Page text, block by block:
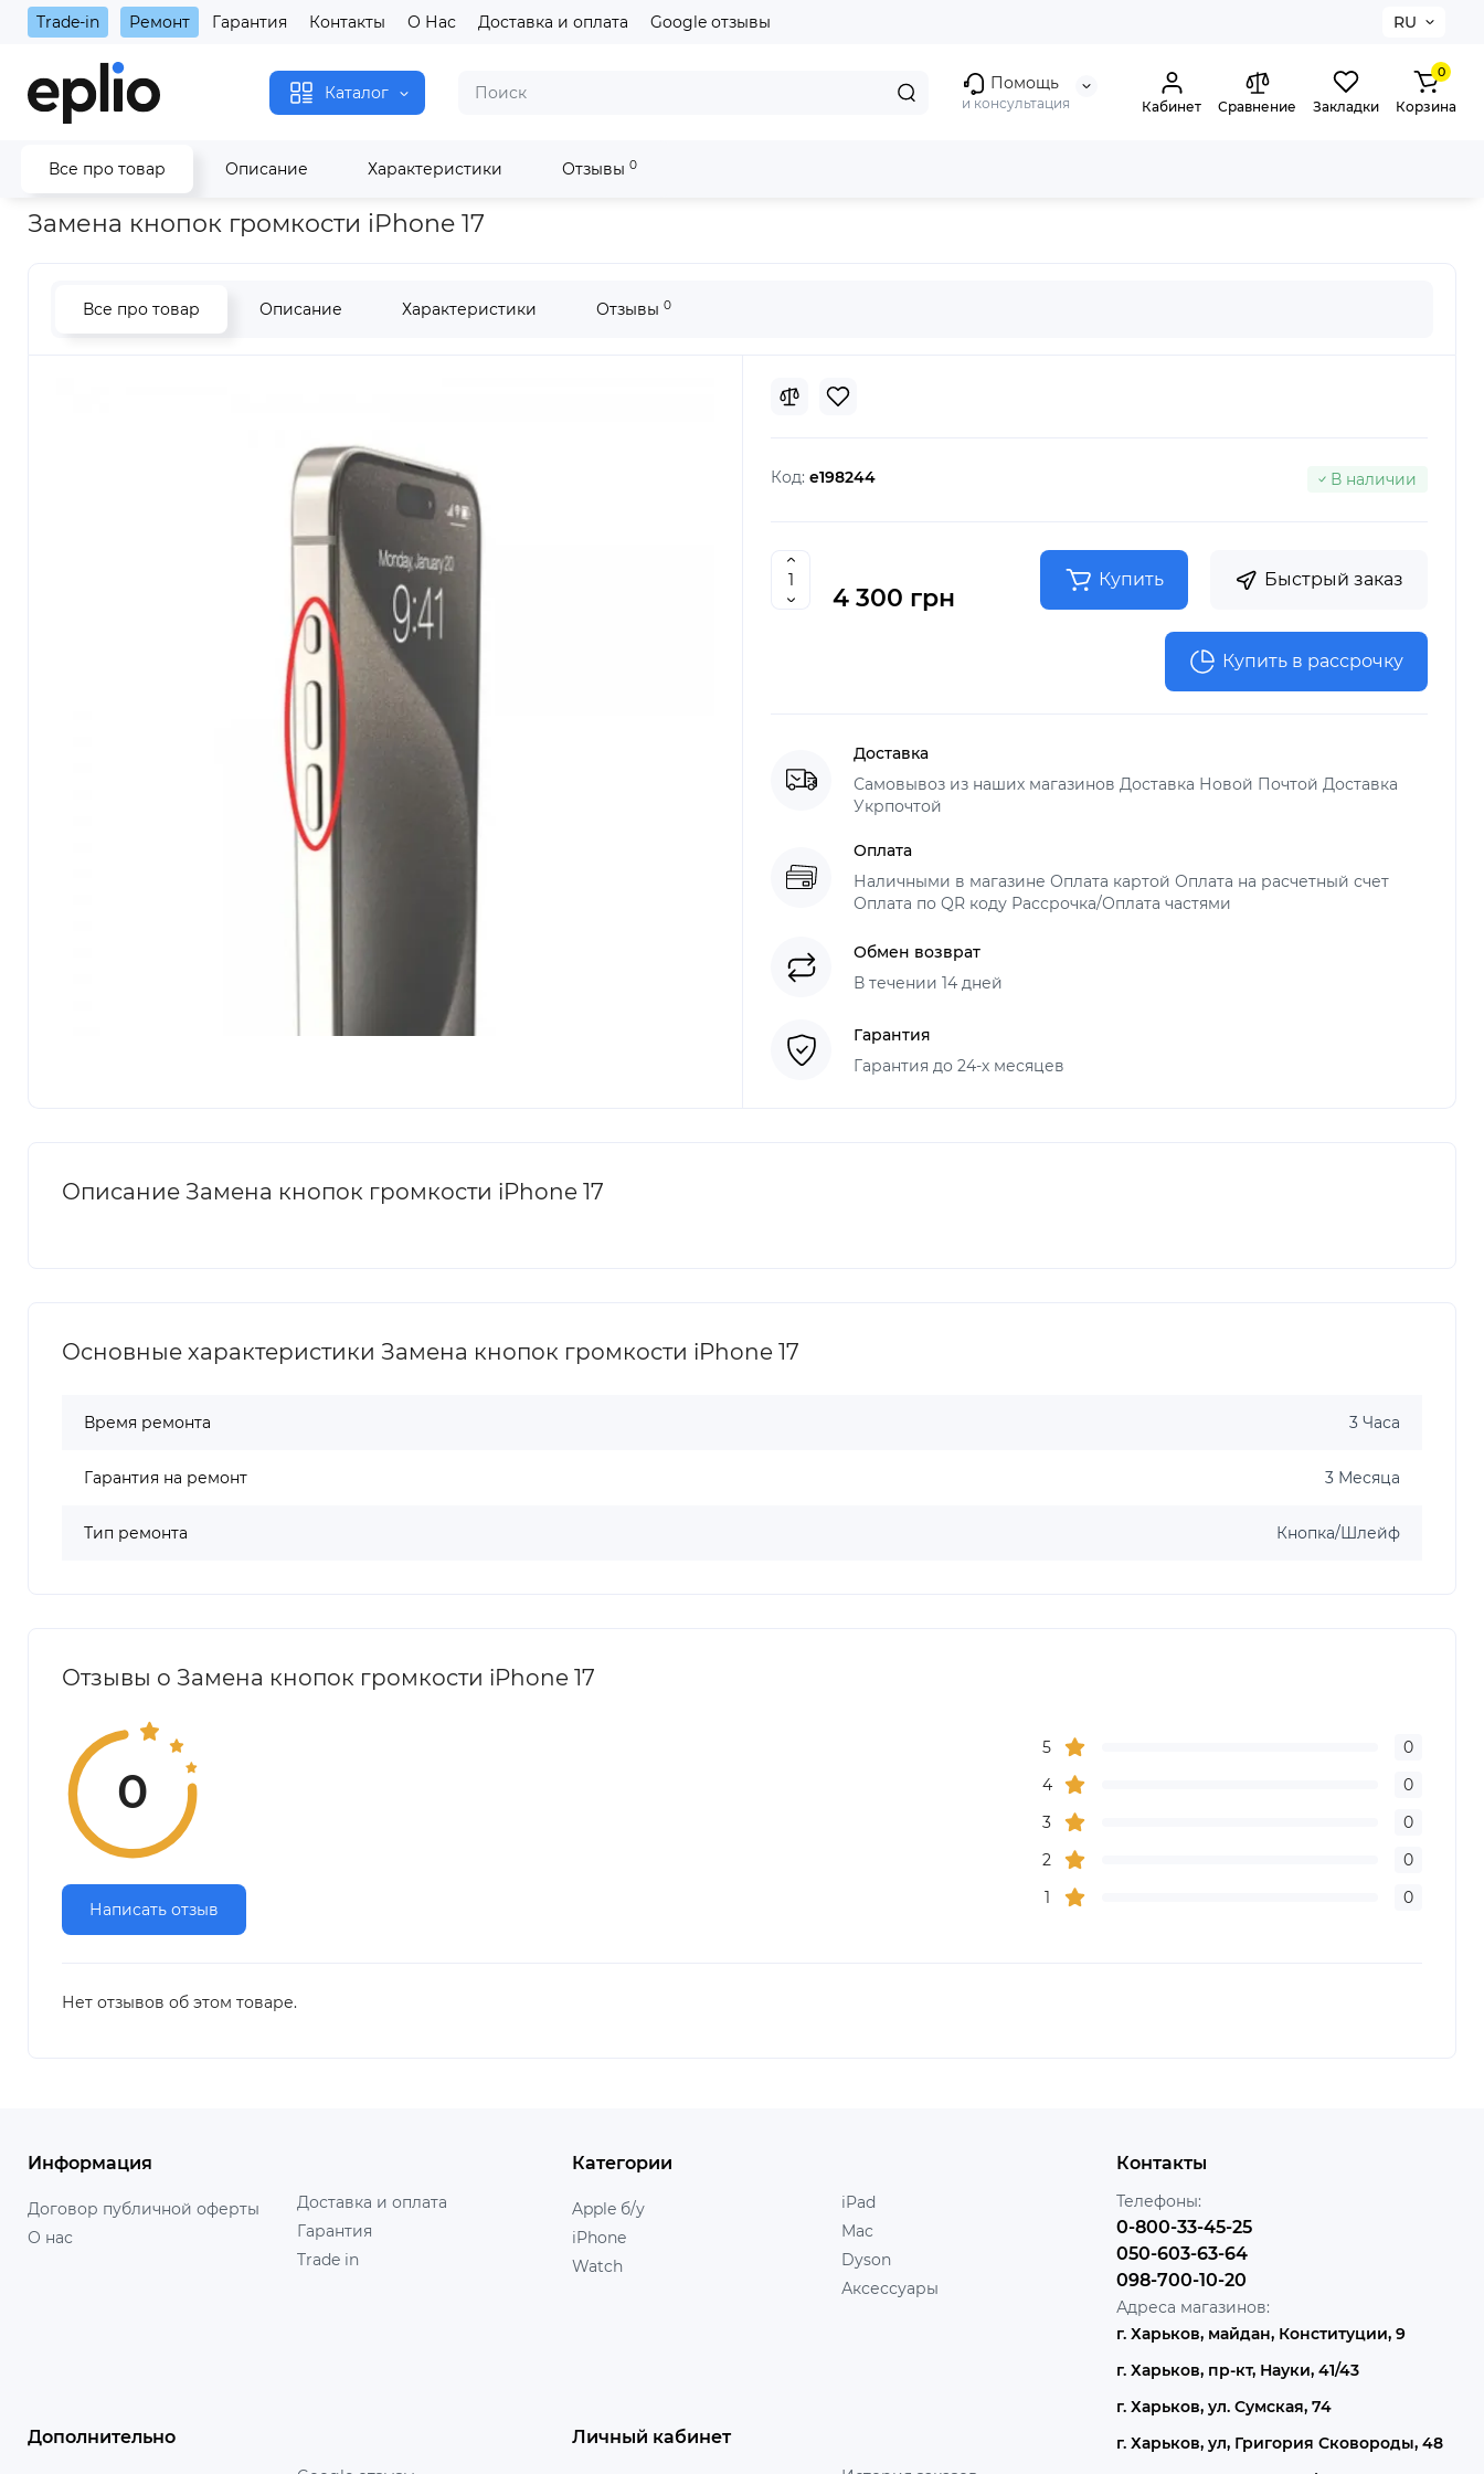
Trade-in Ремонт Гарантия Контакты О Нас Доставка и оплата Google отзывы RU
Каталог Помощь
и консультация Кабинет Сравнение Закладки
0
Корзина
Все про товар Описание Характеристики Отзывы 0
Главная Замена кнопок громкости iPhone 17
Замена кнопок громкости iPhone 17
Все про товар Описание Характеристики Отзывы 0
Код: e198244 В наличии
4 300 грн
Купить Быстрый заказ
Купить в рассрочку
Доставка
Самовывоз из наших магазинов Доставка Новой Почтой Доставка
Укрпочтой
Оплата
Наличными в магазине Оплата картой Оплата на расчетный счет
Оплата по QR коду Рассрочка/Оплата частями
Обмен возврат
В течении 14 дней
Гарантия
Гарантия до 24-х месяцев
Описание Замена кнопок громкости iPhone 17
Основные характеристики Замена кнопок громкости iPhone 17
Время ремонта 3 Часа
Гарантия на ремонт 3 Месяца
Тип ремонта Кнопка/Шлейф
Отзывы о Замена кнопок громкости iPhone 17
0
Написать отзыв
5
0
4
0
3
0
2
0
1
0
Нет отзывов об этом товаре.
Информация
Договор публичной оферты
О нас
Доставка и оплата
Гарантия
Trade in
Категории
Apple б/у
iPhone
Watch
iPad
Mac
Dyson
Аксессуары
Дополнительно Личный кабинет
Контакты
Телефоны:
0-800-33-45-25
050-603-63-64
098-700-10-20
Адреса магазинов:
г. Харьков, майдан, Конституции, 9
г. Харьков, пр-кт, Науки, 41/43
г. Харьков, ул. Сумская, 74
г. Харьков, ул, Григория Сковороды, 48